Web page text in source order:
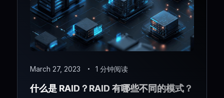
March 27, 2023 1 分钟阅读
什么是 RAID？RAID 有哪些不同的模式？